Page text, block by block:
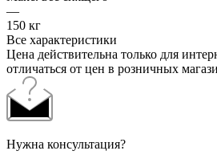
—
150 кг
Все характеристики
Цена действительна только для
отличаться от цен в розничных
Нужна консультация?